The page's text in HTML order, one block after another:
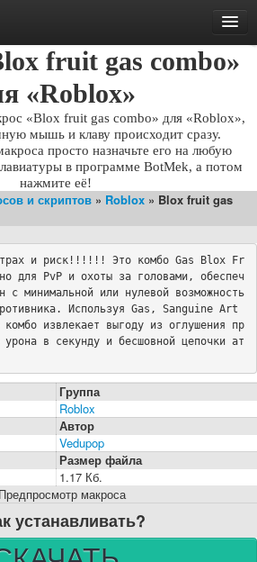
fruit gas combo»
«Roblox»
«Blox fruit gas combo» для «Roblox»,
мышь и клаву происходит сразу.
просто назначьте его на любую
в программе BotMek, а потом
нажмите её!
и скриптов » Roblox » Blox fruit gas
и риск!!!!!! Это комбо Gas Blox Fr
для PvP и охоты за головами, обеспеч
с минимальной или нулевой возможность
Используя Gas, Sanguine Art
извлекает выгоду из оглушения пр
в секунду и бесшовной цепочки ат
Группа
Roblox
Автор
Vedupop
Размер файла
1.17 Кб.
Предпросмотр макроса
устанавливать?